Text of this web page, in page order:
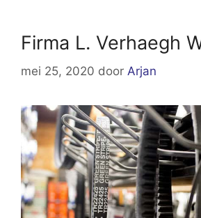
Firma L. Verhaegh
mei 25, 2020 door Arjan